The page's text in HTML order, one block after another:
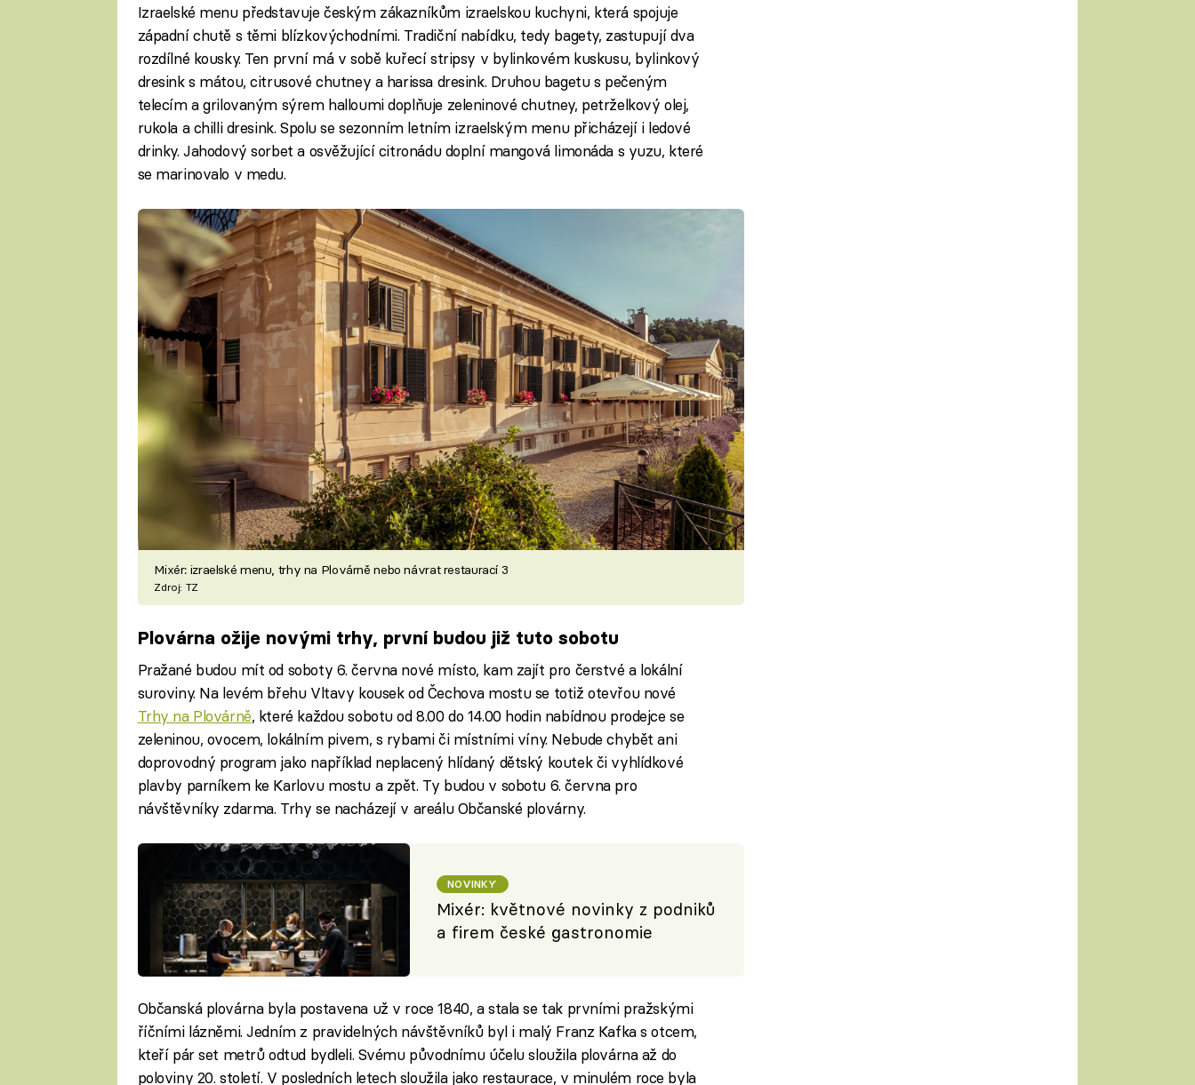
Izraelské menu představuje českým zákazníkům izraelskou kuchyni, která spojuje
západní chutě s těmi blízkovýchodními. Tradiční nabídku, tedy bagety, zastupují dva
rozdílné kousky. Ten první má v sobě kuřecí stripsy v bylinkovém kuskusu, bylinkový
dresink s mátou, citrusové chutney a harissa dresink. Druhou bagetu s pečeným
telecím a grilovaným sýrem halloumi doplňuje zeleninové chutney, petrželkový olej,
rukola a chilli dresink. Spolu se sezonním letním izraelským menu přicházejí i ledové
drinky. Jahodový sorbet a osvěžující citronádu doplní mangová limonáda s yuzu, které
se marinovalo v medu.
Mixér: izraelské menu, trhy na Plovárně nebo návrat restaurací 3
Zdroj: TZ
Plovárna ožije novými trhy, první budou již tuto sobotu
Pražané budou mít od soboty 6. června nové místo, kam zajít pro čerstvé a lokální
suroviny. Na levém břehu Vltavy kousek od Čechova mostu se totiž otevřou nové
Trhy na Plovárně, které každou sobotu od 8.00 do 14.00 hodin nabídnou prodejce se
zeleninou, ovocem, lokálním pivem, s rybami či místními víny. Nebude chybět ani
doprovodný program jako například neplacený hlídaný dětský koutek či vyhlídkové
plavby parníkem ke Karlovu mostu a zpět. Ty budou v sobotu 6. června pro
návštěvníky zdarma. Trhy se nacházejí v areálu Občanské plovárny.
NOVINKY
Mixér: květnové novinky z podniků
a firem české gastronomie
Občanská plovárna byla postavena už v roce 1840, a stala se tak prvními pražskými
říčními lázněmi. Jedním z pravidelných návštěvníků byl i malý Franz Kafka s otcem,
kteří pár set metrů odtud bydleli. Svému původnímu účelu sloužila plovárna až do
poloviny 20. století. V posledních letech sloužila jako restaurace, v minulém roce byla